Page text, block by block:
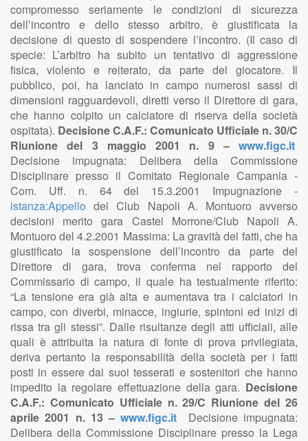
compromesso seriamente le condizioni di sicurezza
dell’incontro e dello stesso arbitro, è giustificata la
decisione di questo di sospendere l’incontro. (Il caso di
specie: L’arbitro ha subito un tentativo di aggressione
fisica, violento e reiterato, da parte del giocatore. Il
pubblico, poi, ha lanciato in campo numerosi sassi di
dimensioni ragguardevoli, diretti verso il Direttore di gara,
che hanno colpito un calciatore di riserva della società
ospitata). Decisione C.A.F.: Comunicato Ufficiale n. 30/C
Riunione del 3 maggio 2001 n. 9 – www.figc.it
Decisione impugnata: Delibera della Commissione
Disciplinare presso il Comitato Regionale Campania -
Com. Uff. n. 64 del 15.3.2001 Impugnazione -
istanza:Appello del Club Napoli A. Montuoro avverso
decisioni merito gara Castel Morrone/Club Napoli A.
Montuoro del 4.2.2001 Massima: La gravità dei fatti, che ha
giustificato la sospensione dell’incontro da parte del
Direttore di gara, trova conferma nel rapporto del
Commissario di campo, il quale ha testualmente riferito:
“La tensione era già alta e aumentava tra i calciatori in
campo, con diverbi, minacce, ingiurie, spintoni ed inizi di
rissa tra gli stessi”. Dalle risultanze degli atti ufficiali, alle
quali è attribuita la natura di fonte di prova privilegiata,
deriva pertanto la responsabilità della società per i fatti
posti in essere dai suoi tesserati e sostenitori che hanno
impedito la regolare effettuazione della gara. Decisione
C.A.F.: Comunicato Ufficiale n. 29/C Riunione del 26
aprile 2001 n. 13 –www.figc.it
Decisione impugnata:
Delibera della Commissione Disciplinare presso la Lega